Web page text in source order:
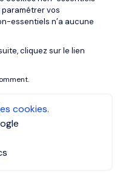
vos
essentiels n’a aucune
cliquez sur le lien
cookies.